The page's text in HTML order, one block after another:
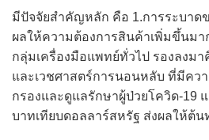
มีปัจจัยสำคัญหลัก คือ 1.การระบาด
ผลให้ความต้องการสินค้าเพิ่มขึ้นมา
กลุ่มเครื่องมือแพทย์ทั่วไป รองลงม
และเวชศาสตร์การนอนหลับ ที่มีคว
กรองและดูแลรักษาผู้ป่วยโควิด-19
บาทเทียบดอลลาร์สหรัฐ ส่งผลให้ต้